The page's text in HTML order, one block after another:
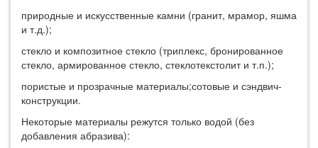
природные и искусственные камни (гранит, мрамор, яшма
и т.д.);
стекло и композитное стекло (триплекс, бронированное
стекло, армированное стекло, стеклотекстолит и т.п.);
пористые и прозрачные материалы;сотовые и сэндвич-
конструкции.
Некоторые материалы режутся только водой (без
добавления абразива):